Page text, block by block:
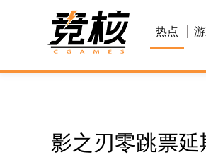
热点
影之刃零跳票